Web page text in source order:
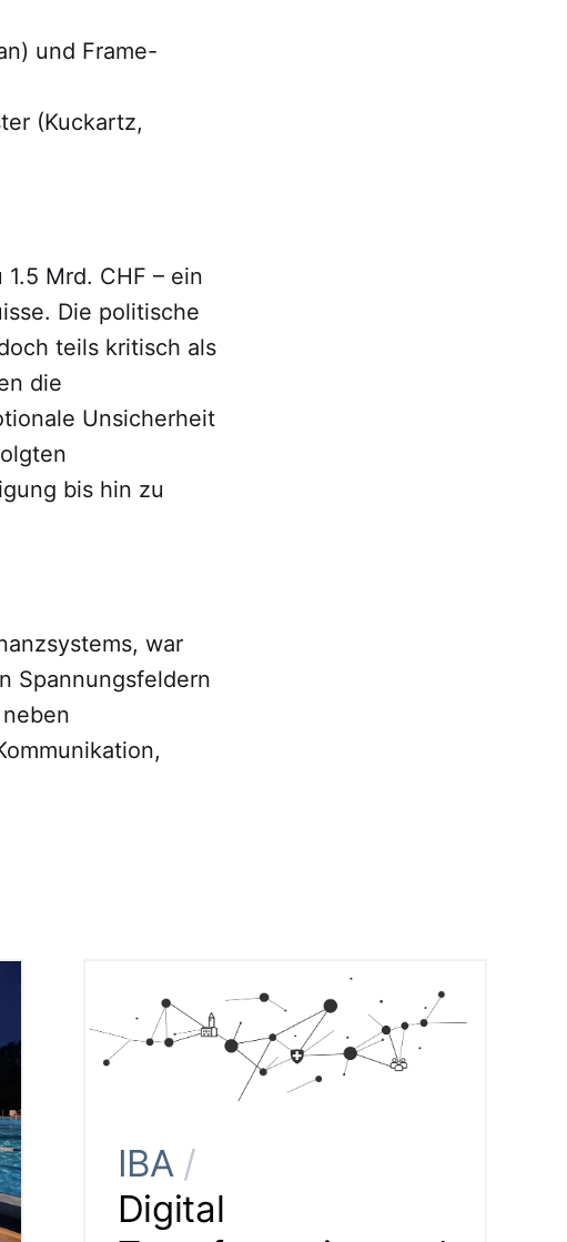
und Frame-
(Kuckartz,
Mrd. CHF – ein
Die politische
teils kritisch als
die
Unsicherheit
bis hin zu
war
Spannungsfeldern
IBA /
Digital